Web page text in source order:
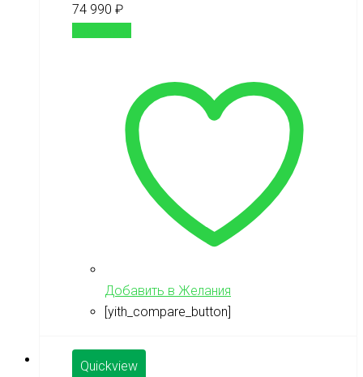
74 990 ₽
Добавить в Желания
[yith_compare_button]
Quickview